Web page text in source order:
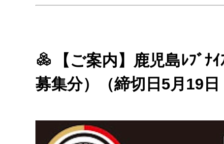
【ご案内】鹿児島ﾚﾌﾞ
募集分）（締切日5月19日